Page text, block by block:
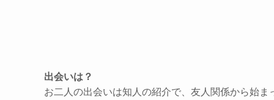
出会いは？
お二人の出会いは知人の紹介で、友人関係から始ま